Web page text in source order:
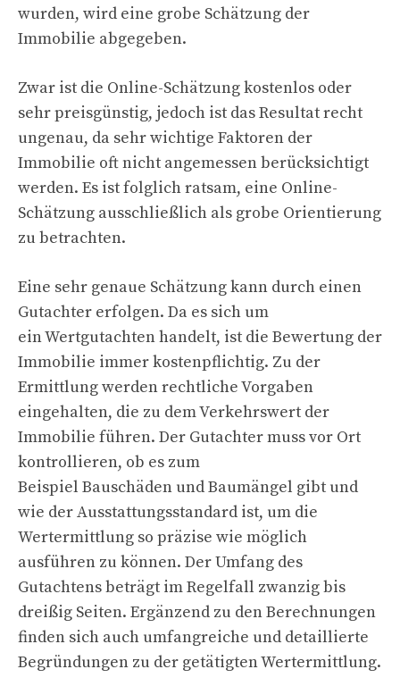
wurden, wird eine grobe Schätzung der
Immobilie abgegeben.
Zwar ist die Online-Schätzung kostenlos oder
sehr preisgünstig, jedoch ist das Resultat recht
ungenau, da sehr wichtige Faktoren der
Immobilie oft nicht angemessen berücksichtigt
werden. Es ist folglich ratsam, eine Online-
Schätzung ausschließlich als grobe Orientierung
zu betrachten.
Eine sehr genaue Schätzung kann durch einen
Gutachter erfolgen. Da es sich um
ein Wertgutachten handelt, ist die Bewertung der
Immobilie immer kostenpflichtig. Zu der
Ermittlung werden rechtliche Vorgaben
eingehalten, die zu dem Verkehrswert der
Immobilie führen. Der Gutachter muss vor Ort
kontrollieren, ob es zum
Beispiel Bauschäden und Baumängel gibt und
wie der Ausstattungsstandard ist, um die
Wertermittlung so präzise wie möglich
ausführen zu können. Der Umfang des
Gutachtens beträgt im Regelfall zwanzig bis
dreißig Seiten. Ergänzend zu den Berechnungen
finden sich auch umfangreiche und detaillierte
Begründungen zu der getätigten Wertermittlung.